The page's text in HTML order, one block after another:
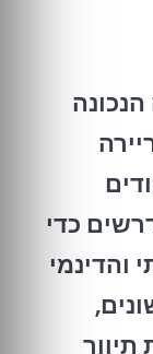
כדי
והדינמי
תיווך